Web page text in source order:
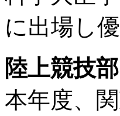
に出場し
陸上競技部
本年度、